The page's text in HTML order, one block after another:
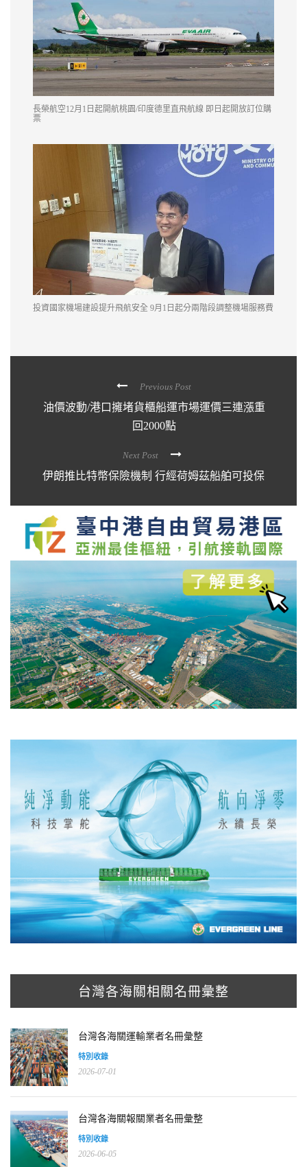
Previous Post
油價波動/港口擁堵貨櫃船運市場運價三連漲重
回2000點
Next Post
伊朗推比特幣保險機制 行經荷姆茲船舶可投保
長榮航空12月1日起開航桃園/印度德里直飛航線 即日起開放訂位購
票
投資國家機場建設提升飛航安全 9月1日起分兩階段調整機場服務費
台灣各海關相關名冊彙整
台灣各海關運輸業者名冊彙整
特別收錄
2026-07-01
台灣各海關報關業者名冊彙整
特別收錄
2026-06-05